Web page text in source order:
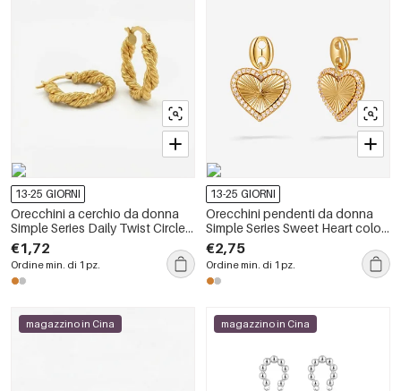
13-25 GIORNI
Orecchini a cerchio da donna
Simple Series Daily Twist Circle
color rame e oro.
€1,72
Ordine min. di 1 pz.
13-25 GIORNI
Orecchini pendenti da donna
Simple Series Sweet Heart color
rame e oro.
€2,75
Ordine min. di 1 pz.
magazzino in Cina magazzino in Cina